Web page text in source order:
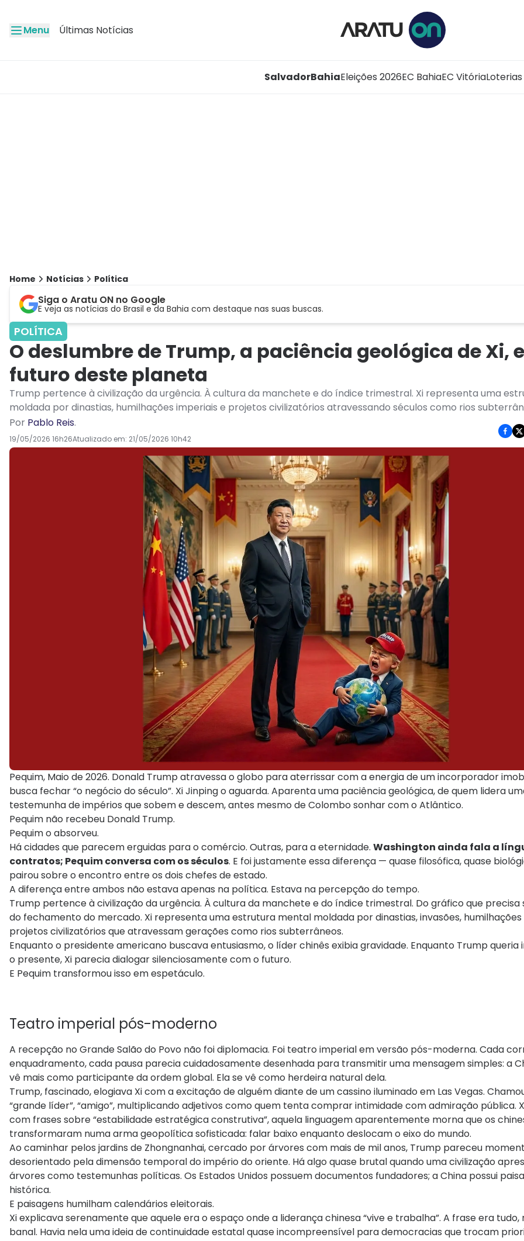
Menu Últimas Notícias
SalvadorBahiaEleições 2026EC BahiaEC VitóriaLoterias
Home Notícias Política
Siga o Aratu ON no Google
E veja as notícias do Brasil e da Bahia com destaque nas suas buscas.
POLÍTICA
O deslumbre de Trump, a paciência geológica de Xi,
futuro deste planeta
Trump pertence à civilização da urgência. À cultura da manchete e do índice trimestral. Xi representa uma
moldada por dinastias, humilhações imperiais e projetos civilizatórios atravessando séculos como rios
Por Pablo Reis.
19/05/2026 16h26Atualizado em: 21/05/2026 10h42
Pequim, Maio de 2026. Donald Trump atravessa o globo para aterrissar com a energia de um incorporador
busca fechar “o negócio do século”. Xi Jinping o aguarda. Aparenta uma paciência geológica, de quem lidera
testemunha de impérios que sobem e descem, antes mesmo de Colombo sonhar com o Atlântico.
Pequim não recebeu Donald Trump.
Pequim o absorveu.
Há cidades que parecem erguidas para o comércio. Outras, para a eternidade. Washington ainda fala a
contratos; Pequim conversa com os séculos. E foi justamente essa diferença — quase filosófica, quase
pairou sobre o encontro entre os dois chefes de estado.
A diferença entre ambos não estava apenas na política. Estava na percepção do tempo.
Trump pertence à civilização da urgência. À cultura da manchete e do índice trimestral. Do gráfico que precisa
do fechamento do mercado. Xi representa uma estrutura mental moldada por dinastias, invasões, humilhações
projetos civilizatórios que atravessam gerações como rios subterrâneos.
Enquanto o presidente americano buscava entusiasmo, o líder chinês exibia gravidade. Enquanto Trump queria
o presente, Xi parecia dialogar silenciosamente com o futuro.
E Pequim transformou isso em espetáculo.
Teatro imperial pós-moderno
A recepção no Grande Salão do Povo não foi diplomacia. Foi teatro imperial em versão pós-moderna. Cada
enquadramento, cada pausa parecia cuidadosamente desenhada para transmitir uma mensagem simples: a
vê mais como participante da ordem global. Ela se vê como herdeira natural dela.
Trump, fascinado, elogiava Xi com a excitação de alguém diante de um cassino iluminado em Las Vegas.
“grande líder”, “amigo”, multiplicando adjetivos como quem tenta comprar intimidade com admiração pública.
com frases sobre “estabilidade estratégica construtiva”, aquela linguagem aparentemente morna que os
transformaram numa arma geopolítica sofisticada: falar baixo enquanto deslocam o eixo do mundo.
Ao caminhar pelos jardins de Zhongnanhai, cercado por árvores com mais de mil anos, Trump pareceu
desorientado pela dimensão temporal do império do oriente. Há algo quase brutal quando uma civilização
árvores como testemunhas políticas. Os Estados Unidos possuem documentos fundadores; a China possui
histórica.
E paisagens humilham calendários eleitorais.
Xi explicava serenamente que aquele era o espaço onde a liderança chinesa “vive e trabalha”. A frase era tudo,
banal. Havia nela uma ideia de continuidade estatal quase incompreensível para democracias que trocam